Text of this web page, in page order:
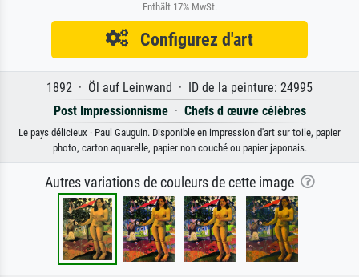
Enthält 17% MwSt.
Configurez d'art
1892 · Öl auf Leinwand · ID de la peinture: 24995
Post Impressionnisme· Chefs d œuvre célèbres
Le pays délicieux · Paul Gauguin. Disponible en impression d'art sur toile, papier
photo, carton aquarelle, papier non couché ou papier japonais.
Autres variations de couleurs de cette image